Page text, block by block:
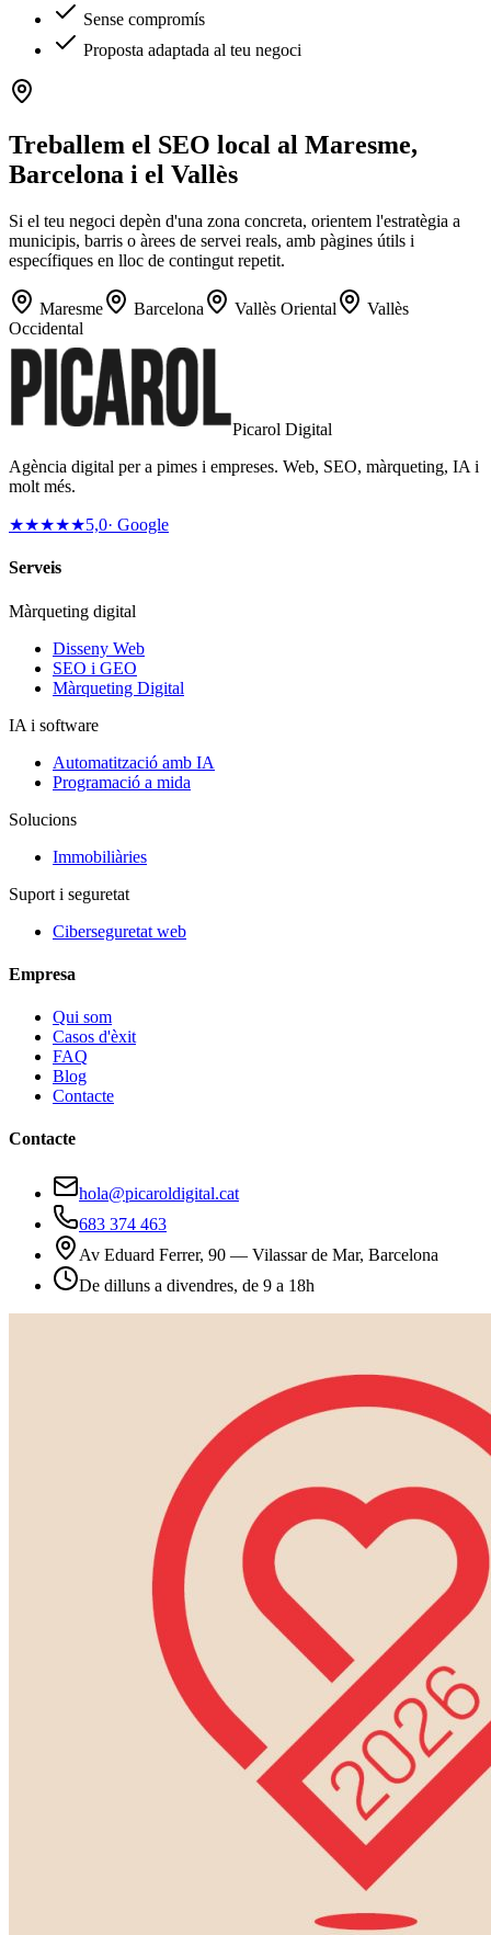
Sense compromís
Proposta adaptada al teu negoci
Treballem el SEO local al Maresme,
Barcelona i el Vallès
Si el teu negoci depèn d'una zona concreta, orientem l'estratègia a
municipis, barris o àrees de servei reals, amb pàgines útils i
específiques en lloc de contingut repetit.
Maresme Barcelona Vallès Oriental
Vallès
Occidental
Picarol Digital
Agència digital per a pimes i empreses. Web, SEO, màrqueting, IA i
molt més.
★★★★★5,0· Google
Serveis
Màrqueting digital
Disseny Web
SEO i GEO
Màrqueting Digital
IA i software
Automatització amb IA
Programació a mida
Solucions
Immobiliàries
Suport i seguretat
Ciberseguretat web
Empresa
Qui som
Casos d'èxit
FAQ
Blog
Contacte
Contacte
hola@picaroldigital.cat
683 374 463
Av Eduard Ferrer, 90 — Vilassar de Mar, Barcelona
De dilluns a divendres, de 9 a 18h